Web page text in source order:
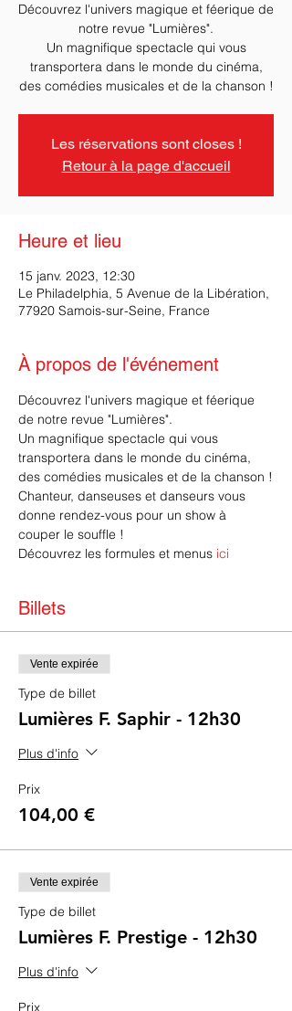
Découvrez l'univers magique et féerique de
notre revue "Lumières".
Un magnifique spectacle qui vous
transportera dans le monde du cinéma,
des comédies musicales et de la chanson !
Les réservations sont closes !
Retour à la page d'accueil
Heure et lieu
15 janv. 2023, 12:30
Le Philadelphia, 5 Avenue de la Libération,
77920 Samois-sur-Seine, France
À propos de l'événement
Découvrez l'univers magique et féerique
de notre revue "Lumières".
Un magnifique spectacle qui vous
transportera dans le monde du cinéma,
des comédies musicales et de la chanson !
Chanteur, danseuses et danseurs vous
donne rendez-vous pour un show à
couper le souffle !
Découvrez les formules et menus ici
Billets
Vente expirée
Type de billet
Lumières F. Saphir - 12h30
Plus d'info
Prix
104,00 €
Vente expirée
Type de billet
Lumières F. Prestige - 12h30
Plus d'info
Prix